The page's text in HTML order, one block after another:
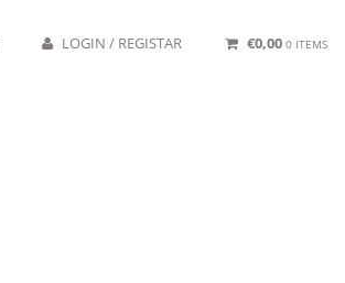
LOGIN / REGISTAR €0,00 0 ITEMS